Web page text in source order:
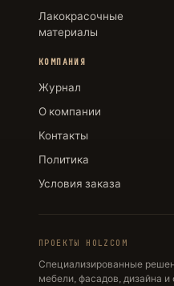
Лакокрасочные
материалы
КОМПАНИЯ
Журнал
О компании
Контакты
Политика
Условия заказа
ПРОЕКТЫ HOLZCOM
Специализированные
мебели, фасадов, дизайна и